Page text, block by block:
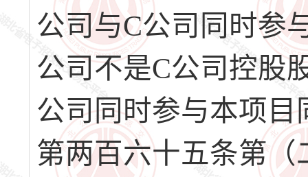
公司与C公司同时参
公司不是C公司控股
公司同时参与本项
第两百六十五条第